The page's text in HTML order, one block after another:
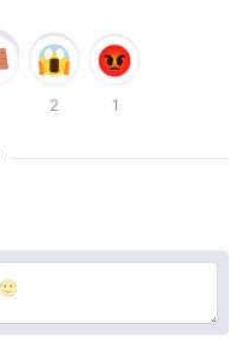
2 1